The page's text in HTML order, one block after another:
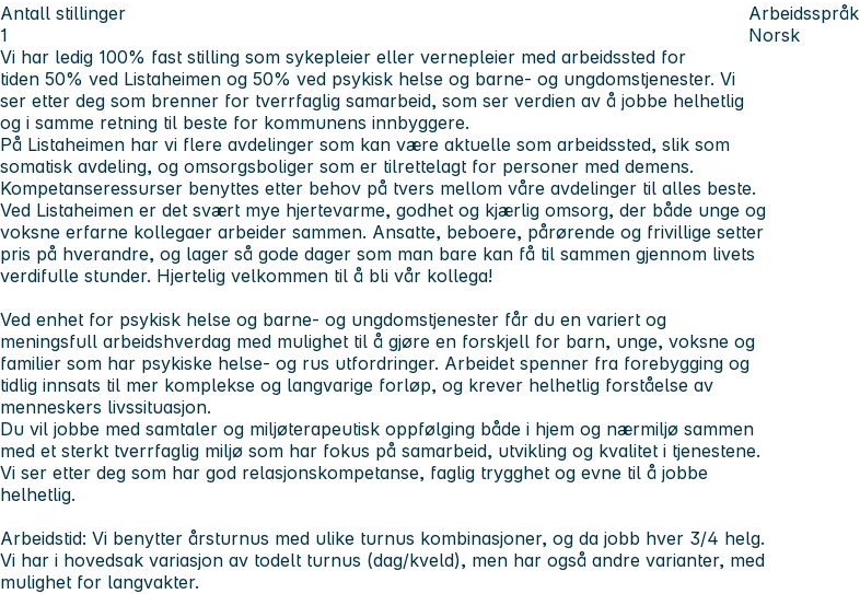
Antall stillinger
1
Arbeidsspråk
Norsk
Vi har ledig 100% fast stilling som sykepleier eller vernepleier med arbeidssted for
tiden 50% ved Listaheimen og 50% ved psykisk helse og barne- og ungdomstjenester. Vi
ser etter deg som brenner for tverrfaglig samarbeid, som ser verdien av å jobbe helhetlig
og i samme retning til beste for kommunens innbyggere.
På Listaheimen har vi flere avdelinger som kan være aktuelle som arbeidssted, slik som
somatisk avdeling, og omsorgsboliger som er tilrettelagt for personer med demens.
Kompetanseressurser benyttes etter behov på tvers mellom våre avdelinger til alles beste.
Ved Listaheimen er det svært mye hjertevarme, godhet og kjærlig omsorg, der både unge og
voksne erfarne kollegaer arbeider sammen. Ansatte, beboere, pårørende og frivillige setter
pris på hverandre, og lager så gode dager som man bare kan få til sammen gjennom livets
verdifulle stunder. Hjertelig velkommen til å bli vår kollega!
Ved enhet for psykisk helse og barne- og ungdomstjenester får du en variert og
meningsfull arbeidshverdag med mulighet til å gjøre en forskjell for barn, unge, voksne og
familier som har psykiske helse- og rus utfordringer. Arbeidet spenner fra forebygging og
tidlig innsats til mer komplekse og langvarige forløp, og krever helhetlig forståelse av
menneskers livssituasjon.
Du vil jobbe med samtaler og miljøterapeutisk oppfølging både i hjem og nærmiljø sammen
med et sterkt tverrfaglig miljø som har fokus på samarbeid, utvikling og kvalitet i tjenestene.
Vi ser etter deg som har god relasjonskompetanse, faglig trygghet og evne til å jobbe
helhetlig.
Arbeidstid: Vi benytter årsturnus med ulike turnus kombinasjoner, og da jobb hver 3/4 helg.
Vi har i hovedsak variasjon av todelt turnus (dag/kveld), men har også andre varianter, med
mulighet for langvakter.